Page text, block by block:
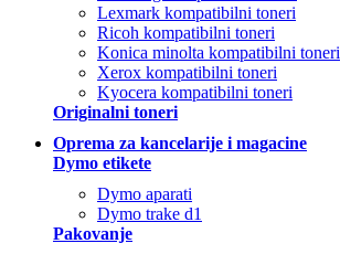
Lexmark kompatibilni toneri
Ricoh kompatibilni toneri
Konica minolta kompatibilni toneri
Xerox kompatibilni toneri
Kyocera kompatibilni toneri
Originalni toneri
Oprema za kancelarije i magacine
Dymo etikete
Dymo aparati
Dymo trake d1
Pakovanje